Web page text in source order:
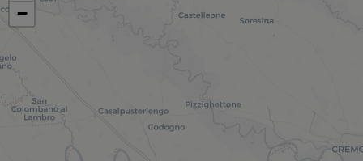
−